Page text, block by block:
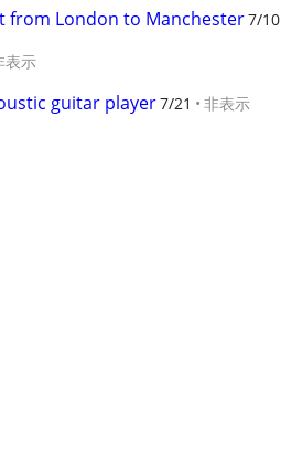
from London to Manchester7/10
表示
guitar player7/21 非表示